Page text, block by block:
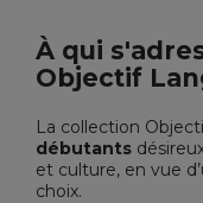
À qui
Objectif
La collection
débutants
et culture, en vue
choix.